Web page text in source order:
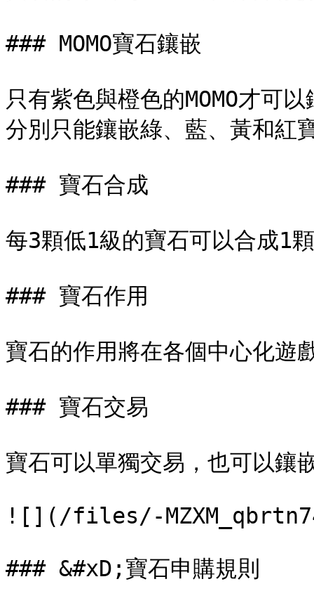
### MOMO寶石鑲嵌
只有紫色與橙色的MOMO才可
分別只能鑲嵌綠、藍、黃和紅
### 寶石合成
每3顆低1級的寶石可以合成1
### 寶石作用
寶石的作用將在各個中心化遊
### 寶石交易
寶石可以單獨交易，也可以鑲
![](/files/-
### &#xD;寶石申購規則